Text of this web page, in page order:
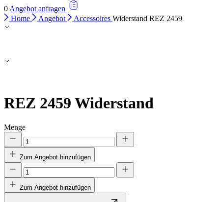
0 Angebot anfragen
Home
Angebot Accessoires Widerstand REZ 2459
REZ 2459 Widerstand
Menge
Zum Angebot hinzufügen
Zum Angebot hinzufügen